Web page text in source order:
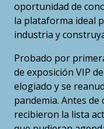
oportunidad de
la plataforma ideal
industria y
Probado por
de exposición VIP
elogiado y se
pandemia. Antes
recibieron la lista